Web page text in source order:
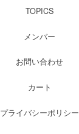
TOPICS
メンバー
お問い合わせ
カート
プライバシーポリシー